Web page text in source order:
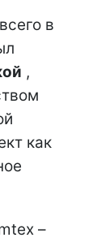
в
,
как
–